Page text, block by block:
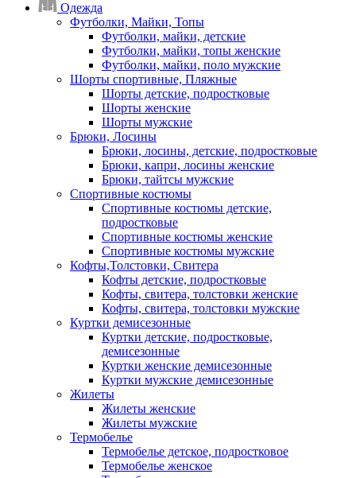
Одежда
Футболки, Майки, Топы
Футболки, майки, детские
Футболки, майки, топы женские
Футболки, майки, поло мужские
Шорты спортивные, Пляжные
Шорты детские, подростковые
Шорты женские
Шорты мужские
Брюки, Лосины
Брюки, лосины, детские, подростковые
Брюки, капри, лосины женские
Брюки, тайтсы мужские
Спортивные костюмы
Спортивные костюмы детские,
подростковые
Спортивные костюмы женские
Спортивные костюмы мужские
Кофты,Толстовки, Свитера
Кофты детские, подростковые
Кофты, свитера, толстовки женские
Кофты, свитера, толстовки мужские
Куртки демисезонные
Куртки детские, подростковые,
демисезонные
Куртки женские демисезонные
Куртки мужские демисезонные
Жилеты
Жилеты женские
Жилеты мужские
Термобелье
Термобелье детское, подростковое
Термобелье женское